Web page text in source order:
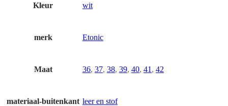
Kleur wit
merk Etonic
Maat 36, 37, 38, 39, 40, 41 , 42
materiaal-buitenkant leer en stof